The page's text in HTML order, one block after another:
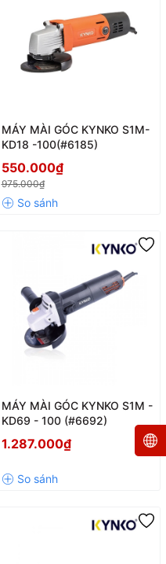
MÁY MÀI GÓC KYNKO S1M-
KD18 -100(#6185)
550.000₫
975.000₫
MÁY MÀI GÓC KYNKO S1M -
KD69 - 100 (#6692)
1.287.000₫